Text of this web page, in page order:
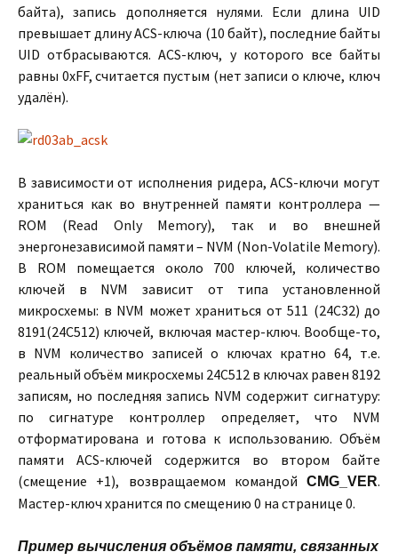
байта), запись дополняется нулями. Если длина UID
превышает длину ACS-ключа (10 байт), последние байты
UID отбрасываются. ACS-ключ, у которого все байты
равны 0xFF, считается пустым (нет записи о ключе, ключ
удалён).
В зависимости от исполнения ридера, ACS-ключи могут
храниться как во внутренней памяти контроллера —
ROM (Read Only Memory), так и во внешней
энергонезависимой памяти – NVM (Non-Volatile Memory).
В ROM помещается около 700 ключей, количество
ключей в NVM зависит от типа установленной
микросхемы: в NVM может храниться от 511 (24C32) до
8191(24C512) ключей, включая мастер-ключ. Вообще-то,
в NVM количество записей о ключах кратно 64, т.е.
реальный объём микросхемы 24C512 в ключах равен 8192
записям, но последняя запись NVM содержит сигнатуру:
по сигнатуре контроллер определяет, что NVM
отформатирована и готова к использованию. Объём
памяти ACS-ключей содержится во втором байте
(смещение +1), возвращаемом командой CMG_VER.
Мастер-ключ хранится по смещению 0 на странице 0.
Пример вычисления объёмов памяти, связанных